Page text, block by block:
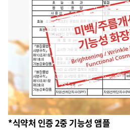
*식약처 인증 2중 기능성 앰플